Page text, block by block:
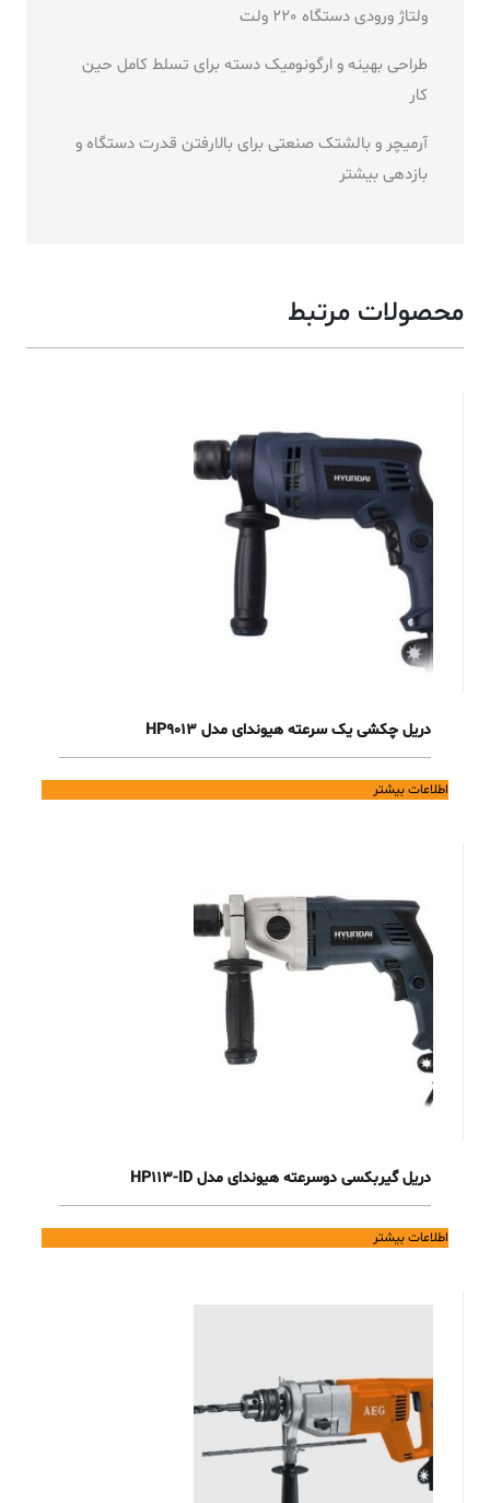
ولتاژ ورودی دستگاه 220 ولت
طراحی بهینه و ارگونومیک دسته برای تسلط کامل حین
کار
آرمیچر و بالشتک صنعتی برای بالارفتن قدرت دستگاه و
بازدهی بیشتر
محصولات مرتبط
دریل چکشی یک سرعته هیوندای مدل HP9013
اطلاعات بیشتر
دریل گیربکسی دوسرعته هیوندای مدل HP113-ID
اطلاعات بیشتر